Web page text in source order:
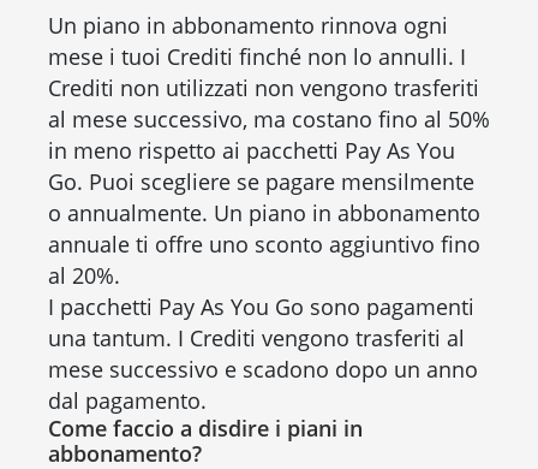
Un piano in abbonamento rinnova ogni
mese i tuoi Crediti finché non lo annulli. I
Crediti non utilizzati non vengono trasferiti
al mese successivo, ma costano fino al 50%
in meno rispetto ai pacchetti Pay As You
Go. Puoi scegliere se pagare mensilmente
o annualmente. Un piano in abbonamento
annuale ti offre uno sconto aggiuntivo fino
al 20%.
I pacchetti Pay As You Go sono pagamenti
una tantum. I Crediti vengono trasferiti al
mese successivo e scadono dopo un anno
dal pagamento.
Come faccio a disdire i piani in
abbonamento?